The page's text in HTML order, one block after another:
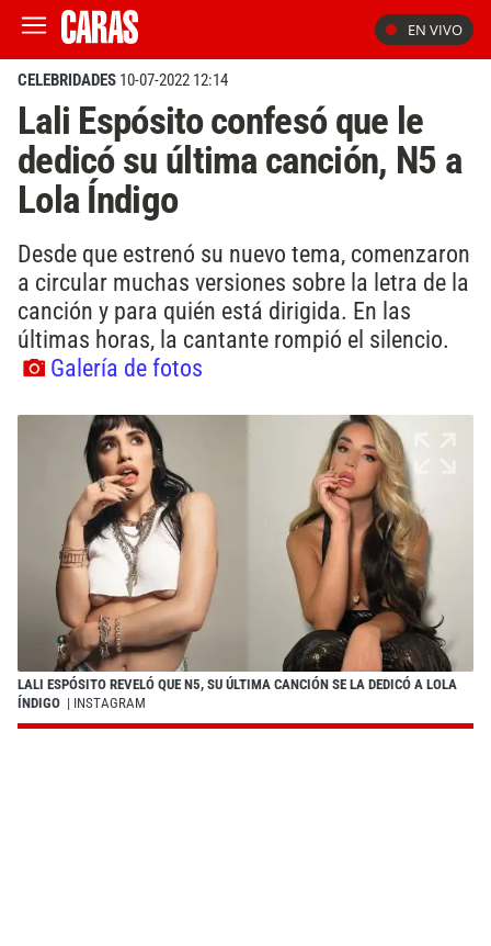
EN VIVO
CELEBRIDADES 10-07-2022 12:14
Lali Espósito confesó que le
dedicó su última canción, N5 a
Lola Índigo
Desde que estrenó su nuevo tema, comenzaron
a circular muchas versiones sobre la letra de la
canción y para quién está dirigida. En las
últimas horas, la cantante rompió el silencio.
Galería de fotos
LALI ESPÓSITO REVELÓ QUE N5, SU ÚLTIMA CANCIÓN SE LA DEDICÓ A LOLA
ÍNDIGO | INSTAGRAM